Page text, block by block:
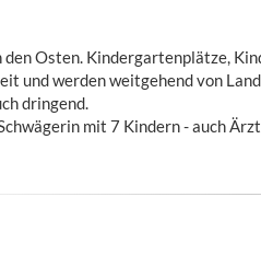
den Osten. Kindergartenplätze,
und werden weitgehend von
dringend.
mit 7 Kindern - auch